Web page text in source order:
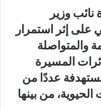
نائب وزير
على إثر استمرار
والمتواصلة
المسيرة
عددًا من
من بينها